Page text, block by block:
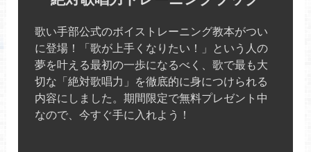
歌い手部公式のボイストレーニング教本がつい
に登場！「歌が上手くなりたい！」という人の
夢を叶える最初の一歩になるべく、歌で最も大
切な「絶対歌唱力」を徹底的に身につけられる
内容にしました。期間限定で無料プレゼント中
なので、今すぐ手に入れよう！